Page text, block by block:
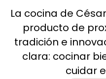
La cocina de
producto de
tradición e
clara: cocinar
cuidar